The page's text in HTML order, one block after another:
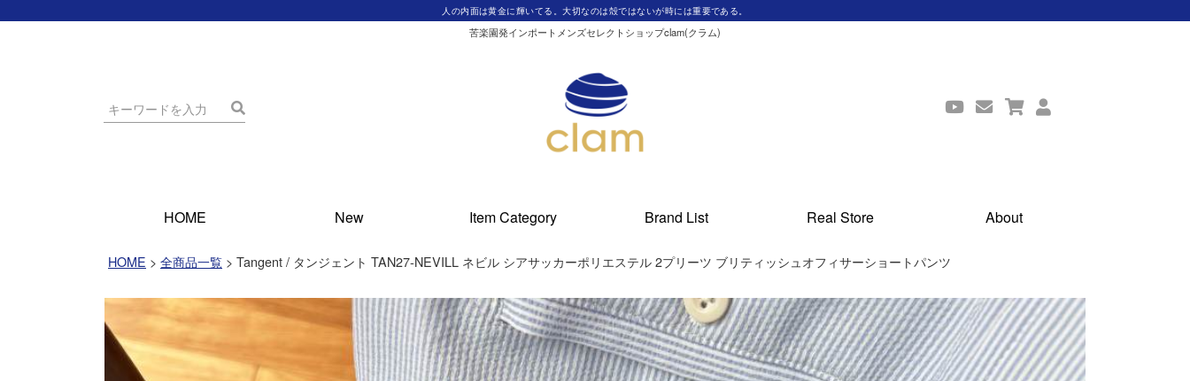
人の内面は黄金に輝いてる。大切なのは殻ではないが時には重要である。
苦楽園発インポートメンズセレクトショップclam(クラム)
HOME New Item Category Brand List Real Store About
HOME 全商品一覧 Tangent / タンジェント TAN27-NEVILL ネビル シアサッカーポリエステル 2プリーツ ブリティッシュオフィサーショートパンツ